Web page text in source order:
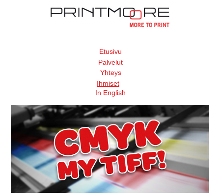
Etusivu
Palvelut
Yhteys
Ihmiset
In English